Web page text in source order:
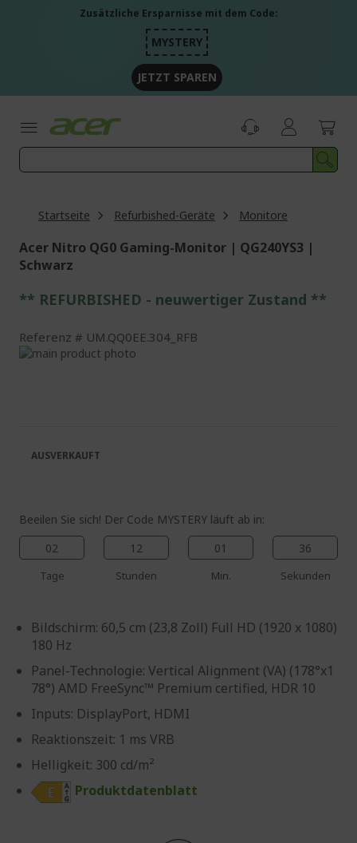
Zusätzliche Ersparnisse mit dem Code:
MYSTERY
JETZT SPAREN
Startseite Refurbished-Geräte Monitore
Acer Nitro QG0 Gaming-Monitor | QG240YS3 |
Schwarz
** REFURBISHED - neuwertiger Zustand **
Referenz UM.QQ0EE.304_RFB
Zum
Beeilen Sie sich! Der Code MYSTERY läuft ab in:
02
Tage
12
Stunden
01
Min.
35
Sekunden
Bildschirm: 60,5 cm (23,8 Zoll) Full HD (1920 x 1080)
180 Hz
Panel-Technologie: Vertical Alignment (VA) (178°x1
78°) AMD FreeSync™ Premium certified, HDR 10
Inputs: DisplayPort, HDMI
Reaktionszeit: 1 ms VRB
Helligkeit: 300 cd/m²
Produktdatenblatt
AUSVERKAUFT